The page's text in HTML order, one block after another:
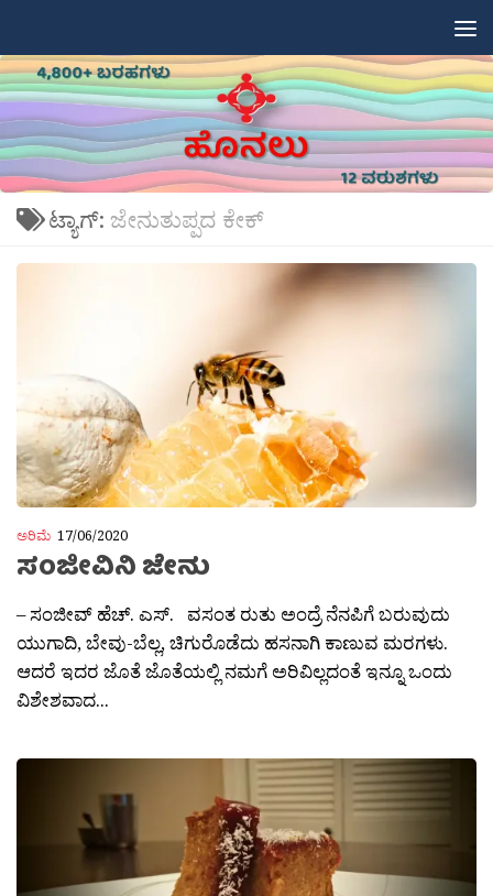
ಟ್ಯಾಗ್: ಜೇನುತುಪ್ಪದ ಕೇಕ್
ಅರಿಮೆ 17/06/2020
ಸಂಜೀವಿನಿ ಜೇನು
– ಸಂಜೀವ್ ಹೆಚ್. ಎಸ್. ವಸಂತ ರುತು ಅಂದ್ರೆ ನೆನಪಿಗೆ ಬರುವುದು
ಯುಗಾದಿ, ಬೇವು-ಬೆಲ್ಲ, ಚಿಗುರೊಡೆದು ಹಸನಾಗಿ ಕಾಣುವ ಮರಗಳು.
ಆದರೆ ಇದರ ಜೊತೆ ಜೊತೆಯಲ್ಲಿ ನಮಗೆ ಅರಿವಿಲ್ಲದಂತೆ ಇನ್ನೂ ಒಂದು
ವಿಶೇಶವಾದ...